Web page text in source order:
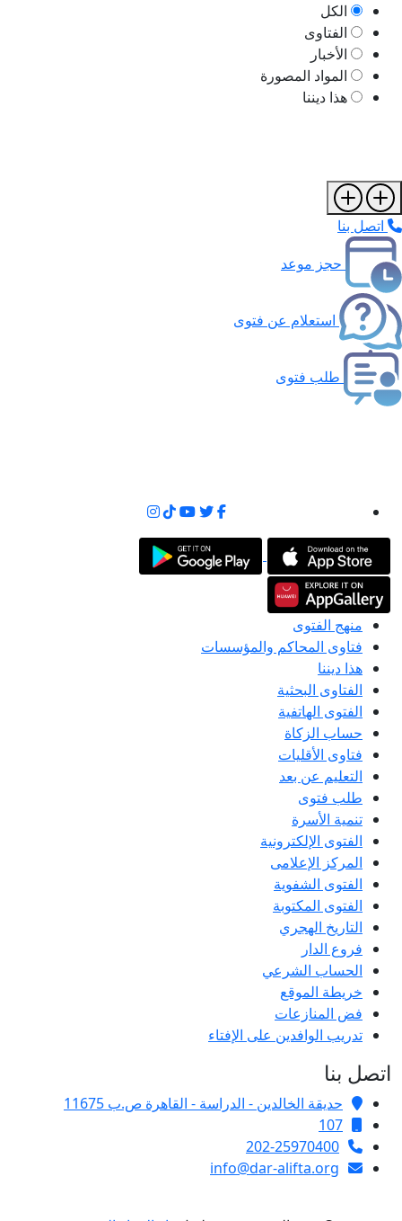
الكل
الفتاوى
الأخبار
المواد المصورة
هذا ديننا
اتصل بنا
حجز موعد
استعلام عن فتوى
طلب فتوى
منهج الفتوى
فتاوى المحاكم والمؤسسات
هذا ديننا
الفتاوى البحثية
الفتوى الهاتفية
حساب الزكاة
فتاوى الأقليات
التعليم عن بعد
طلب فتوى
تنمية الأسرة
الفتوى الإلكترونية
المركز الإعلامى
الفتوى الشفوية
الفتوى المكتوبة
التاريخ الهجري
فروع الدار
الحساب الشرعي
خريطة الموقع
فض المنازعات
تدريب الوافدين على الإفتاء
اتصل بنا
حديقة الخالدين - الدراسة - القاهرة ص.ب 11675
107
202-25970400
info@dar-alifta.org